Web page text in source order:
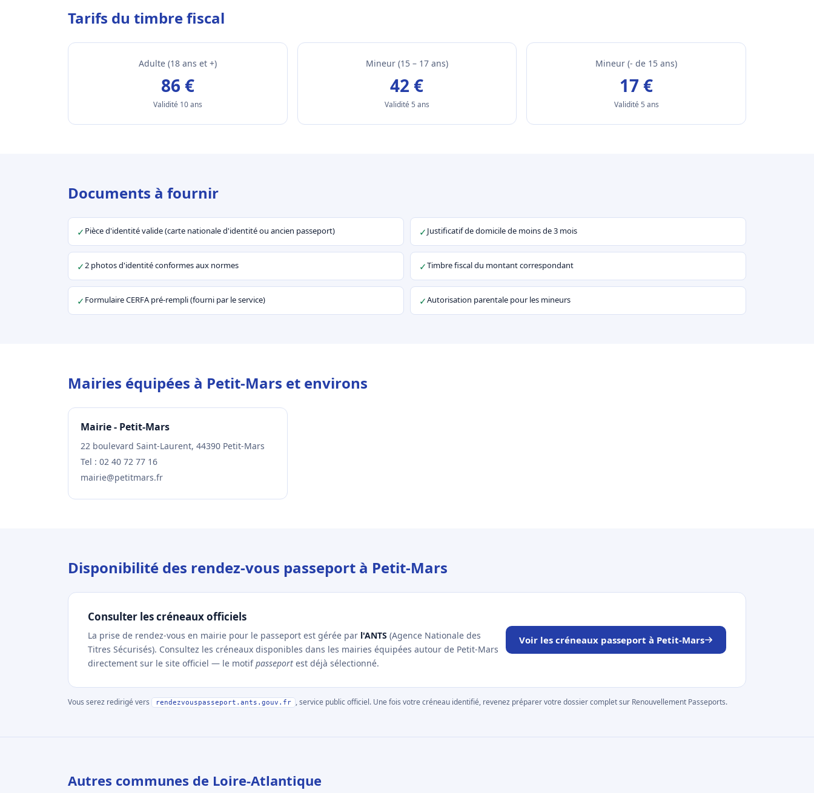
Tarifs du timbre fiscal
Adulte (18 ans et +)
86 €
Validité 10 ans
Mineur (15 – 17 ans)
42 €
Validité 5 ans
Mineur (- de 15 ans)
17 €
Validité 5 ans
Documents à fournir
✓ Pièce d'identité valide (carte nationale d'identité ou ancien passeport) ✓Justificatif de domicile de moins de 3 mois
✓2 photos d'identité conformes aux normes ✓Timbre fiscal du montant correspondant
✓ Formulaire CERFA pré-rempli (fourni par le service) ✓Autorisation parentale pour les mineurs
Mairies équipées à Petit-Mars et environs
Mairie - Petit-Mars
22 boulevard Saint-Laurent, 44390 Petit-Mars
Tel : 02 40 72 77 16
mairie@petitmars.fr
Disponibilité des rendez-vous passeport à Petit-Mars
Consulter les créneaux officiels
La prise de rendez-vous en mairie pour le passeport est gérée par l'ANTS (Agence Nationale des
Titres Sécurisés). Consultez les créneaux disponibles dans les mairies équipées autour de Petit-Mars
directement sur le site officiel — le motifpasseport est déjà sélectionné.
Voir les créneaux passeport à Petit-Mars
Vous serez redirigé vers rendezvouspasseport.ants.gouv.fr , service public officiel. Une fois votre créneau identifié, revenez préparer votre dossier complet sur Renouvellement Passeports.
Autres communes de Loire-Atlantique